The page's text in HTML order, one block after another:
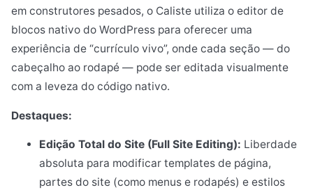
em construtores pesados, o Caliste utiliza o editor de
blocos nativo do WordPress para oferecer uma
experiência de “currículo vivo”, onde cada seção — do
cabeçalho ao rodapé — pode ser editada visualmente
com a leveza do código nativo.
Destaques:
Edição Total do Site (Full Site Editing): Liberdade
absoluta para modificar templates de página,
partes do site (como menus e rodapés) e estilos